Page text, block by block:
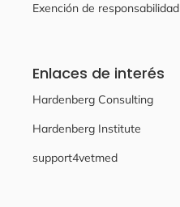
Exención de responsabilidad
Enlaces de interés
Hardenberg Consulting
Hardenberg Institute
support4vetmed